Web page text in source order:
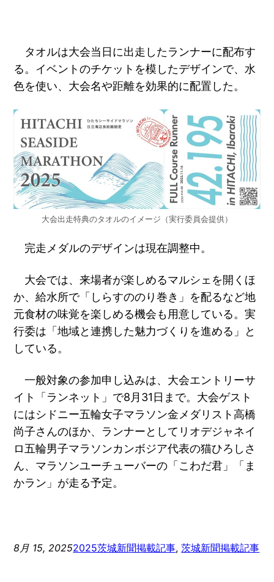
タオルは大会当日に出走したランナーに配布す
る。イベントのチケットを模したデザインで、水
色を使い、大会名や距離を効果的に配置した。
大会出走特典のタオルのイメージ（実行委員会提供）
完走メダルのデザインは現在調整中。
大会では、来場者が楽しめるマルシェを開くほ
か、給水所で「しらすののり巻き」を配るなど地
元食材の味覚を楽しめる機会も用意している。実
行委は「地域と連携した魅力づくりを進める」と
している。
一般対象の参加申し込みは、大会エントリーサ
イト「ランネット」で8月31日まで。大会ゲスト
にはシドニー五輪女子マラソン金メダリスト高橋
尚子さんのほか、ランナーとしてリオデジャネイ
ロ五輪男子マラソンカンボジア代表の猫ひろしさ
ん、マラソンユーチューバーの「こわだ君」「ま
かラン」が走る予定。
8月 15, 20252025茨城新聞掲載記事, 茨城新聞掲載記事